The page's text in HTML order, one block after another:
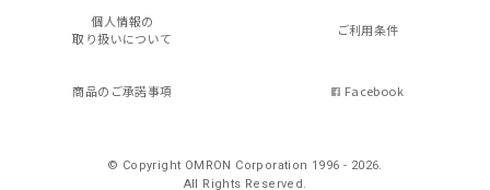
個人情報の
取り扱いについて
ご利用条件
商品のご承諾事項 Facebook
© Copyright OMRON Corporation 1996 - 2026.
All Rights Reserved.